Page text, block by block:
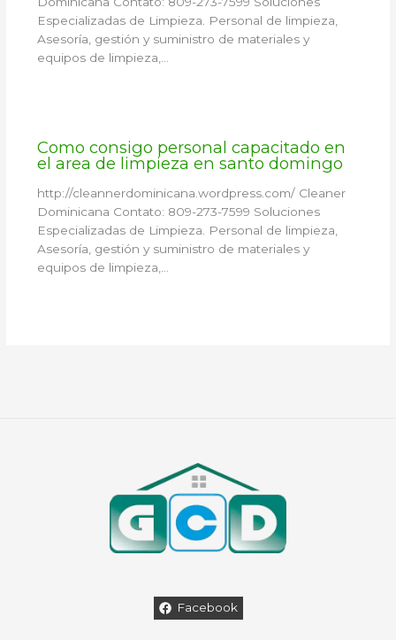
Especializadas de Limpieza. Personal de limpieza,
Asesoría, gestión y suministro de materiales y
equipos de limpieza,…
Como consigo personal capacitado en
el area de limpieza en santo domingo
http://cleannerdominicana.wordpress.com/ Cleaner
Dominicana Contato: 809-273-7599 Soluciones
Especializadas de Limpieza. Personal de limpieza,
Asesoría, gestión y suministro de materiales y
equipos de limpieza,…
Facebook